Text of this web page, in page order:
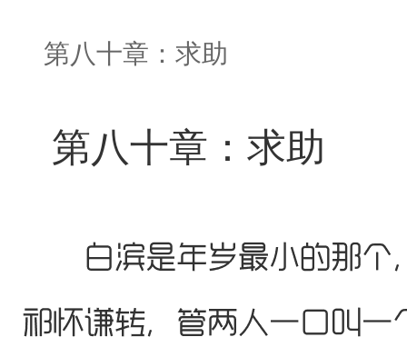
第八十章：求助
第八十章：求助